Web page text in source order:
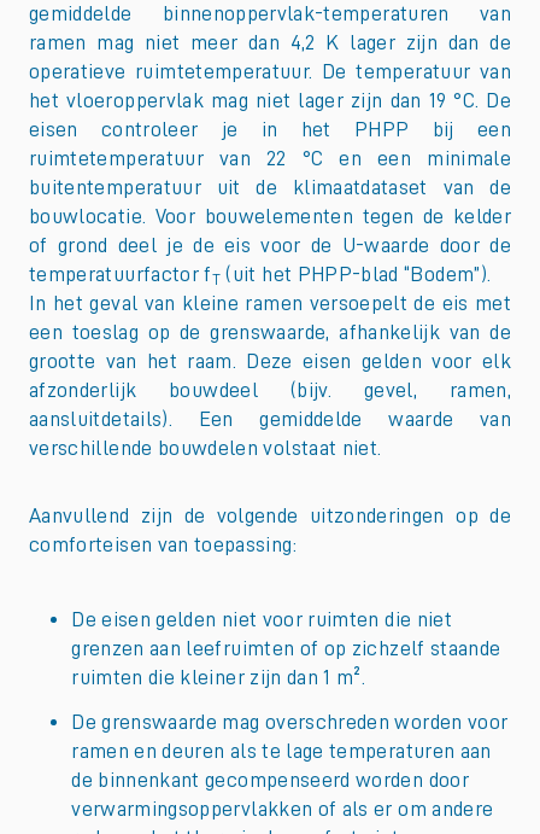
gemiddelde binnenoppervlak-temperaturen van
ramen mag niet meer dan 4,2 K lager zijn dan de
operatieve ruimtetemperatuur. De temperatuur van
het vloeroppervlak mag niet lager zijn dan 19 °C. De
eisen controleer je in het PHPP bij een
ruimtetemperatuur van 22 °C en een minimale
buitentemperatuur uit de klimaatdataset van de
bouwlocatie. Voor bouwelementen tegen de kelder
of grond deel je de eis voor de U-waarde door de
temperatuurfactor fT (uit het PHPP-blad “Bodem”).
In het geval van kleine ramen versoepelt de eis met
een toeslag op de grenswaarde, afhankelijk van de
grootte van het raam. Deze eisen gelden voor elk
afzonderlijk bouwdeel (bijv. gevel, ramen,
aansluitdetails). Een gemiddelde waarde van
verschillende bouwdelen volstaat niet.
Aanvullend zijn de volgende uitzonderingen op de
comforteisen van toepassing:
De eisen gelden niet voor ruimten die niet
grenzen aan leefruimten of op zichzelf staande
ruimten die kleiner zijn dan 1 m².
De grenswaarde mag overschreden worden voor
ramen en deuren als te lage temperaturen aan
de binnenkant gecompenseerd worden door
verwarmingsoppervlakken of als er om andere